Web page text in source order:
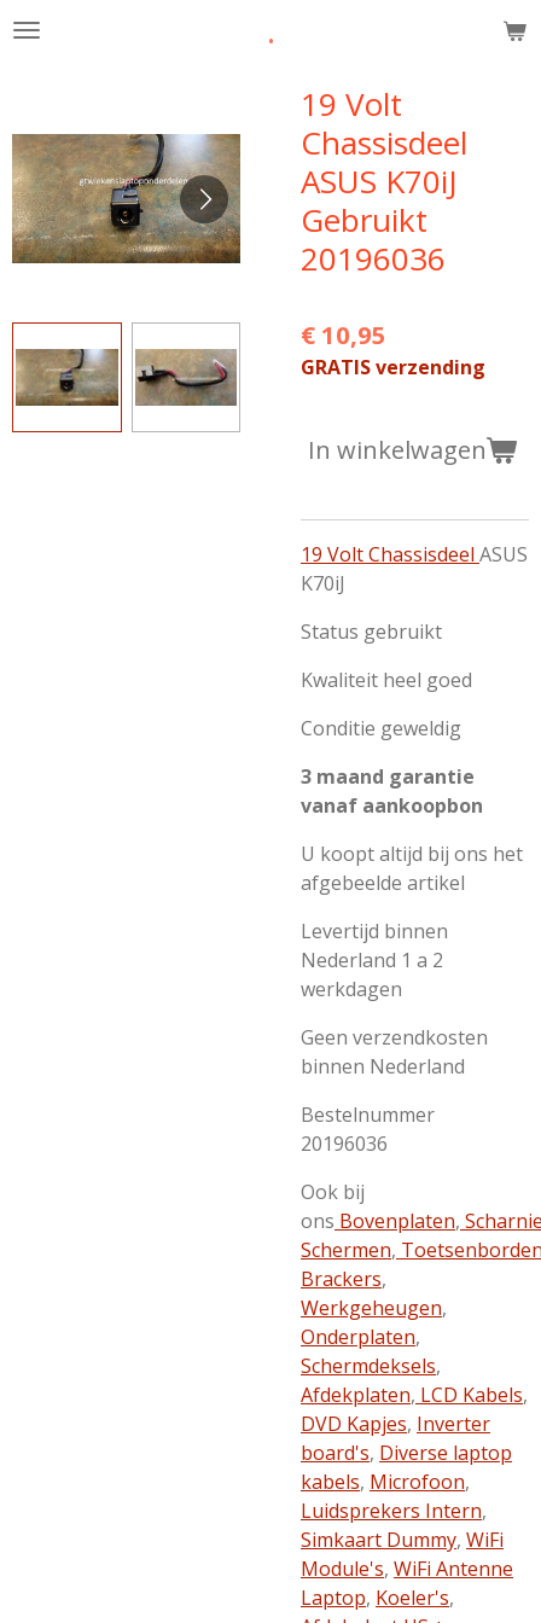
Ga
hoofdinhoud
.
19 Volt
Chassisdeel
ASUS K70iJ
Gebruikt
20196036
€ 10,95
GRATIS verzending
In winkelwagen
19 Volt Chassisdeel ASUS
K70iJ
Status gebruikt
Kwaliteit heel goed
Conditie geweldig
3 maand garantie
vanaf aankoopbon
U koopt altijd bij ons het
afgebeelde artikel
Levertijd binnen
Nederland 1 a 2
werkdagen
Geen verzendkosten
binnen Nederland
Bestelnummer
20196036
Ook bij
ons Bovenplaten,
Schermen,
Brackers,
Werkgeheugen,
Onderplaten,
Schermdeksels,
Afdekplaten, LCD Kabels,
DVD Kapjes, Inverter
board's, Diverse laptop
kabels, Microfoon,
Luidsprekers Intern,
Simkaart Dummy, WiFi
Module's, WiFi Antenne
Laptop, Koeler's,